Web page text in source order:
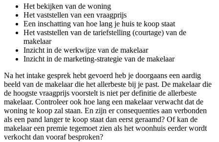
Het bekijken van de woning
Het vaststellen van een vraagprijs
Een inschatting van hoe lang je huis te koop staat
Het vaststellen van de tariefstelling (courtage) van de
makelaar
Inzicht in de werkwijze van de makelaar
Inzicht in de marketing-strategie van de makelaar
Na het intake gesprek hebt gevoerd heb je doorgaans een aardig
beeld van de makelaar die het allerbeste bij je past. De makelaar die
de hoogste vraagprijs voorstelt is niet per definitie de allerbeste
makelaar. Controleer ook hoe lang een makelaar verwacht dat de
woning te koop zal staan. En zijn er consequenties aan verbonden
als een pand langer te koop staat dan eerst geraamd? Of kan de
makelaar een premie tegemoet zien als het woonhuis eerder wordt
verkocht dan vooraf besproken?